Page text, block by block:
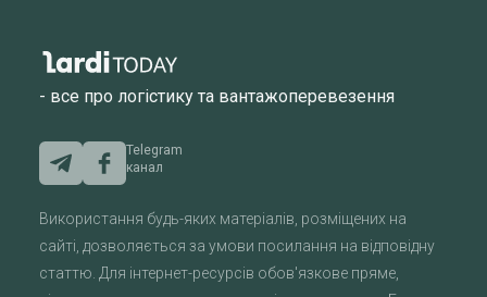
- все про логістику та вантажоперевезення
Telegram
канал
Використання будь-яких матеріалів, розміщених на
сайті, дозволяється за умови посилання на відповідну
статтю. Для інтернет-ресурсів обов'язкове пряме,